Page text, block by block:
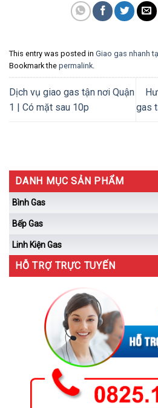
This entry was posted in Giao gas nhanh
Bookmark the permalink
Dịch vụ giao gas tận nơi Quận
1 | Có mặt sau 10p
gas
DANH MỤC SẢN PHẨM
Bình Gas
Bếp Gas
Linh Kiện Gas
HỖ TRỢ TRỰC TUYẾN